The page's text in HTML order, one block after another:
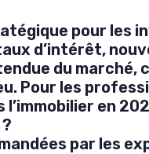
pour les
d’intérêt,
du
Pour les
en
par les